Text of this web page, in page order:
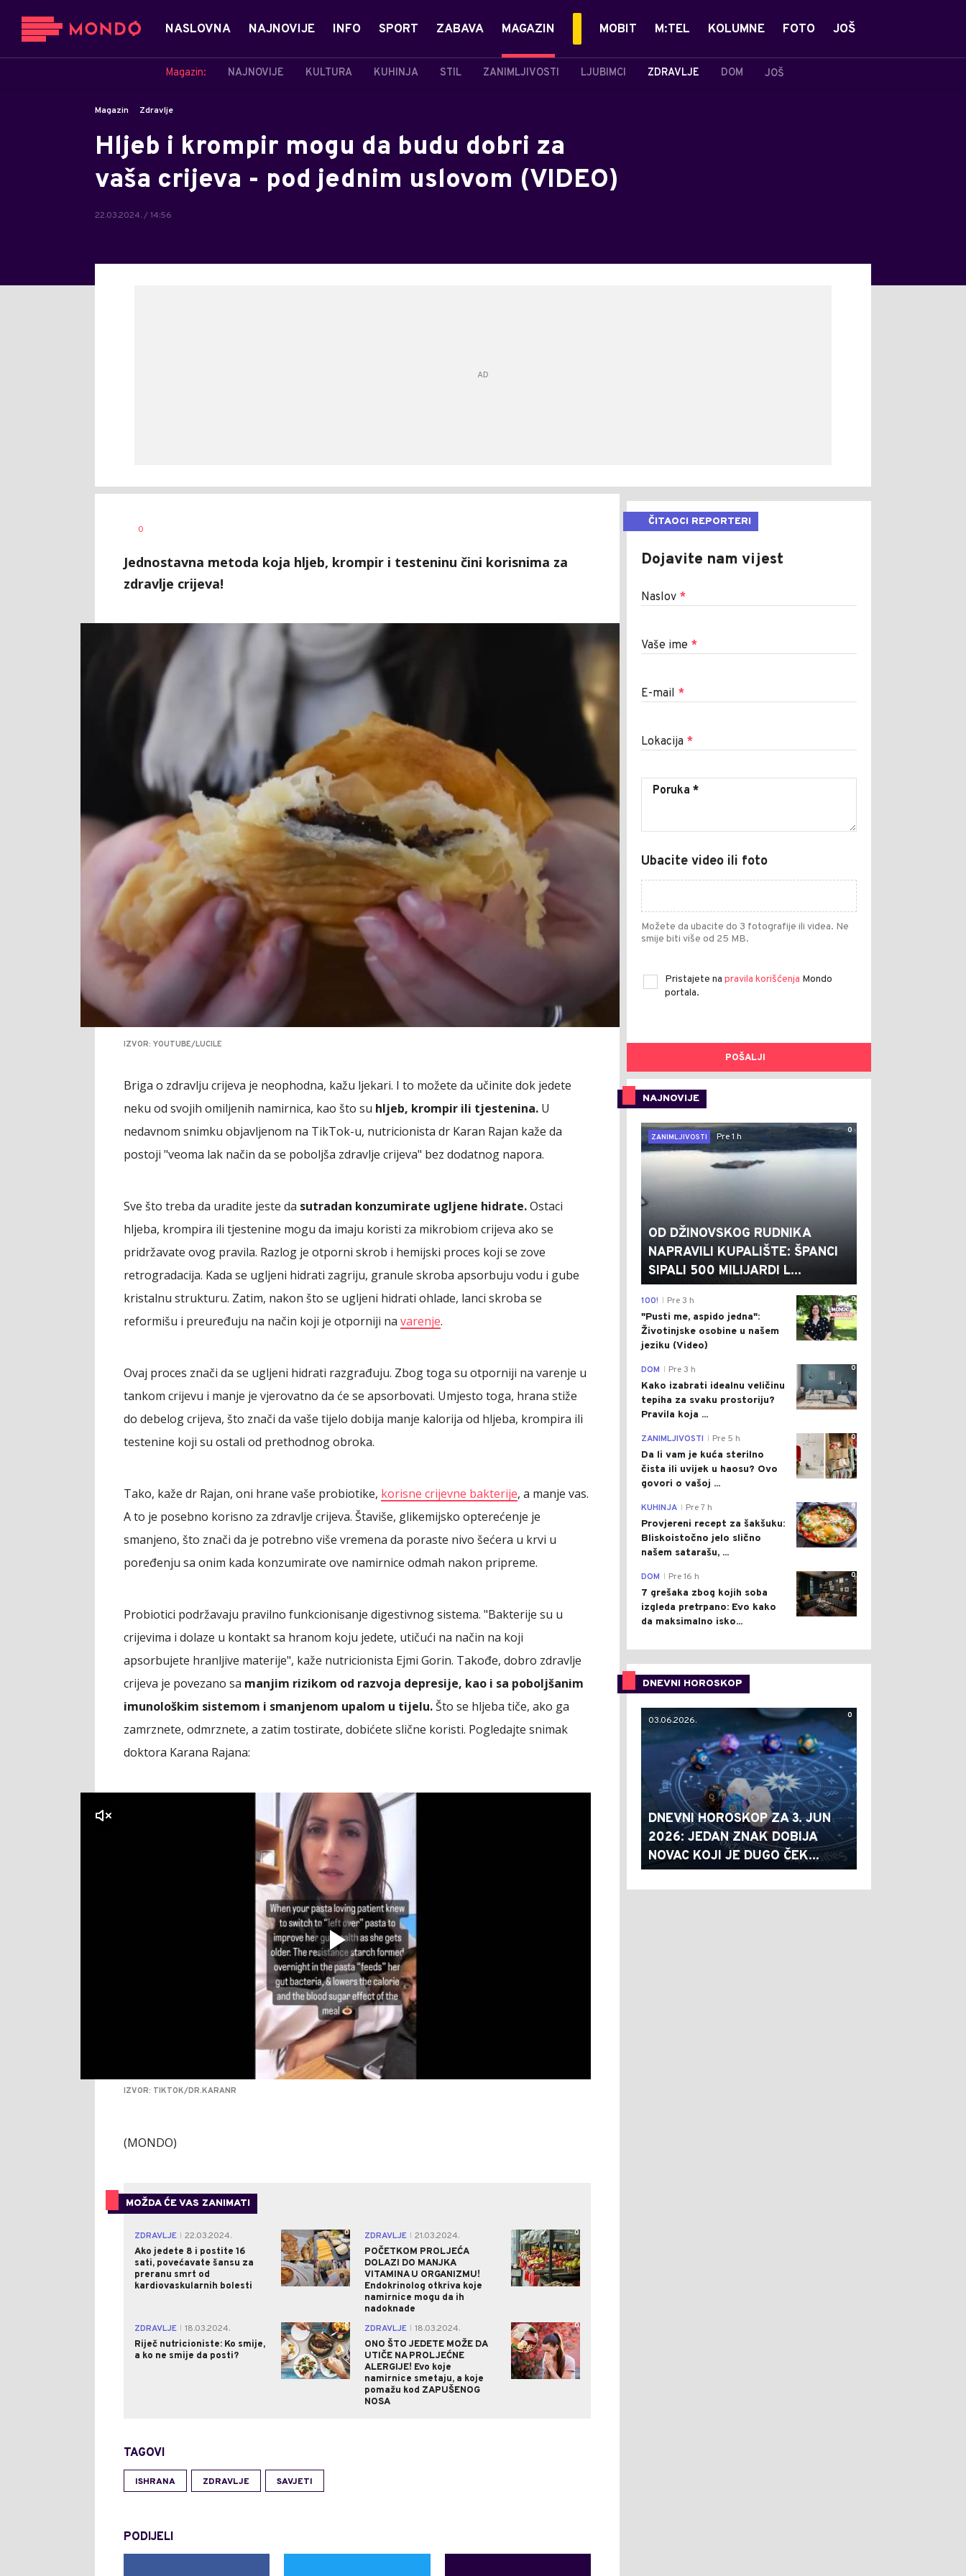
NASLOVNA NAJNOVIJE INFO SPORT ZABAVA MAGAZIN
Magazin: NAJNOVIJE KULTURA KUHINJA STIL ZANIMLJIVOSTI LJUBIMCI ZDRAVLJE DOM JOŠ
MOBIT M:TEL KOLUMNE FOTO JOŠ
Magazin Zdravlje
Hljeb i krompir mogu da budu dobri za
vaša crijeva - pod jednim uslovom (VIDEO)
22.03.2024. / 14:56
AUTOR
0
Jednostavna metoda koja hljeb, krompir i testeninu čini korisnima za
zdravlje crijeva!
IZVOR: YOUTUBE/LUCILE
Briga o zdravlju crijeva je neophodna, kažu ljekari. I to možete da učinite dok jedete
neku od svojih omiljenih namirnica, kao što su hljeb, krompir ili tjestenina. U
nedavnom snimku objavljenom na TikTok-u, nutricionista dr Karan Rajan kaže da
postoji "veoma lak način da se poboljša zdravlje crijeva" bez dodatnog napora.
Sve što treba da uradite jeste da sutradan konzumirate ugljene hidrate.Ostaci
hljeba, krompira ili tjestenine mogu da imaju koristi za mikrobiom crijeva ako se
pridržavate ovog pravila. Razlog je otporni skrob i hemijski proces koji se zove
retrogradacija. Kada se ugljeni hidrati zagriju, granule skroba apsorbuju vodu i gube
kristalnu strukturu. Zatim, nakon što se ugljeni hidrati ohlade, lanci skroba se
reformišu i preuređuju na način koji je otporniji na varenje.
Ovaj proces znači da se ugljeni hidrati razgrađuju. Zbog toga su otporniji na varenje u
tankom crijevu i manje je vjerovatno da će se apsorbovati. Umjesto toga, hrana stiže
do debelog crijeva, što znači da vaše tijelo dobija manje kalorija od hljeba, krompira ili
testenine koji su ostali od prethodnog obroka.
Tako, kaže dr Rajan, oni hrane vaše probiotike, korisne crijevne bakterije, a manje vas.
A to je posebno korisno za zdravlje crijeva. Štaviše, glikemijsko opterećenje je
smanjeno, što znači da je potrebno više vremena da poraste nivo šećera u krvi u
poređenju sa onim kada konzumirate ove namirnice odmah nakon pripreme.
Probiotici podržavaju pravilno funkcionisanje digestivnog sistema. "Bakterije su u
crijevima i dolaze u kontakt sa hranom koju jedete, utičući na način na koji
apsorbujete hranljive materije", kaže nutricionista Ejmi Gorin. Takođe, dobro zdravlje
crijeva je povezano sa manjim rizikom od razvoja depresije, kao i sa poboljšanim
imunološkim sistemom i smanjenom upalom u tijelu.Što se hljeba tiče, ako ga
zamrznete, odmrznete, a zatim tostirate, dobićete slične koristi. Pogledajte snimak
doktora Karana Rajana:
IZVOR: TIKTOK/DR.KARANR
(MONDO)
MOŽDA ĆE VAS ZANIMATI
ZDRAVLJE
22.03.2024.
Ako jedete 8 i postite 16
sati, povećavate šansu za
preranu smrt od
kardiovaskularnih bolesti
0 ZDRAVLJE
21.03.2024.
POČETKOM PROLJEĆA
DOLAZI DO MANJKA
VITAMINA U ORGANIZMU!
Endokrinolog otkriva koje
namirnice mogu da ih
nadoknade
0
ZDRAVLJE
18.03.2024.
Riječ nutricioniste: Ko smije,
a ko ne smije da posti?
0 ZDRAVLJE
18.03.2024.
ONO ŠTO JEDETE MOŽE DA
UTIČE NA PROLJEĆNE
ALERGIJE! Evo koje
namirnice smetaju, a koje
pomažu kod ZAPUŠENOG
NOSA
0
TAGOVI
ISHRANA ZDRAVLJE SAVJETI
PODIJELI
ČITAOCI REPORTERI
Dojavite nam vijest
Naslov *
Vaše ime *
E-mail *
Lokacija *
Ubacite video ili foto
Možete da ubacite do 3 fotografije ili videa. Ne
smije biti više od 25 MB.
Pristajete na pravila korišćenja Mondo
portala.
POŠALJI
NAJNOVIJE
0
ZANIMLJIVOSTI
Pre 1 h
OD DŽINOVSKOG RUDNIKA
NAPRAVILI KUPALIŠTE: ŠPANCI
SIPALI 500 MILIJARDI L...
0
100! Pre 3 h
"Pusti me, aspido jedna":
Životinjske osobine u našem
jeziku (Video)
0
DOM Pre 3 h
Kako izabrati idealnu veličinu
tepiha za svaku prostoriju?
Pravila koja ...
0
ZANIMLJIVOSTI Pre 5 h
Da li vam je kuća sterilno
čista ili uvijek u haosu? Ovo
govori o vašoj ...
0
KUHINJA Pre 7 h
Provjereni recept za šakšuku:
Bliskoistočno jelo slično
našem satarašu, ...
0
DOM Pre 16 h
7 grešaka zbog kojih soba
izgleda pretrpano: Evo kako
da maksimalno isko...
DNEVNI HOROSKOP
0
03.06.2026.
DNEVNI HOROSKOP ZA 3. JUN
2026: JEDAN ZNAK DOBIJA
NOVAC KOJI JE DUGO ČEK...